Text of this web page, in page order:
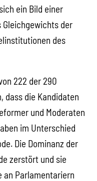
ein Bild einer
der
des
222 der 290
dass die Kandidaten
und Moderaten
im Unterschied
Die Dominanz der
zerstört und sie
an Parlamentariern